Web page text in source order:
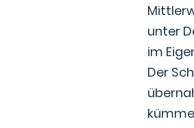
unter
im
Der